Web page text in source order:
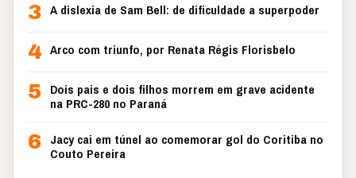
3 A dislexia de Sam Bell: de dificuldade a superpoder
4 Arco com triunfo, por Renata Régis Florisbelo
5 Dois pais e dois filhos morrem em grave acidente
na PRC-280 no Paraná
6 Jacy cai em túnel ao comemorar gol do Coritiba no
Couto Pereira